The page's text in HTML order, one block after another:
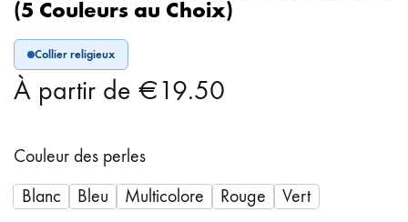
(5 Couleurs au Choix)
Collier religieux
À partir de €19.50
Couleur des perles
Blanc
Bleu Multicolore Rouge Vert